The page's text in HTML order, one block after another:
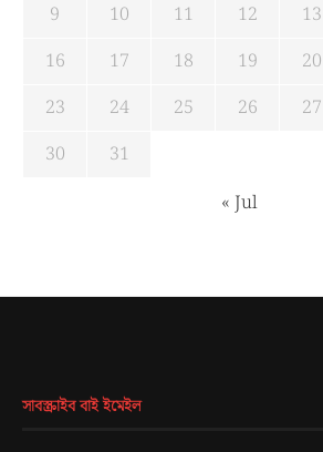
9
10 11 12 13
16
17 18 19 20
23
24 25 26 27
30
31
« Jul
সাবস্ক্রাইব বাই ইমেইল